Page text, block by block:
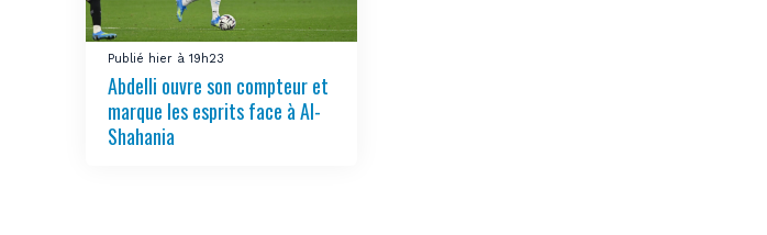
Publié hier à 19h23
Abdelli ouvre son compteur et
marque les esprits face à Al-
Shahania